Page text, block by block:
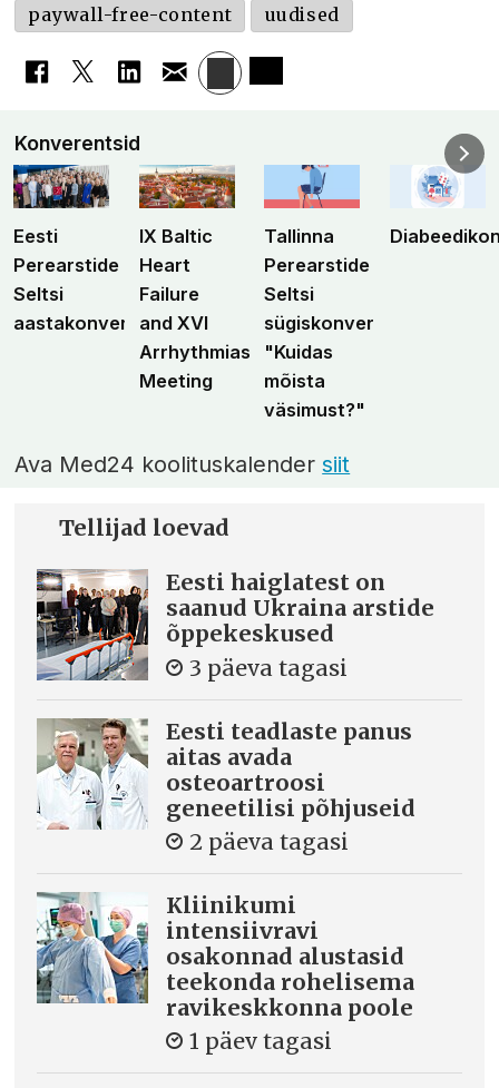
paywall-free-content uudised
Konverentsid
Eesti
Perearstide
Seltsi
aastakonverents
IX Baltic
Heart
Failure
and XVI
Arrhythmias
Meeting
Tallinna
Perearstide
Seltsi
sügiskonverents
"Kuidas
mõista
väsimust?"
Ava Med24 koolituskalendersiit
Tellijad loevad
Eesti haiglatest on
saanud Ukraina arstide
õppekeskused
3 päeva tagasi
Eesti teadlaste panus
aitas avada
osteoartroosi
geneetilisi põhjuseid
2 päeva tagasi
Kliinikumi
intensiivravi
osakonnad alustasid
teekonda rohelisema
ravikeskkonna poole
1 päev tagasi